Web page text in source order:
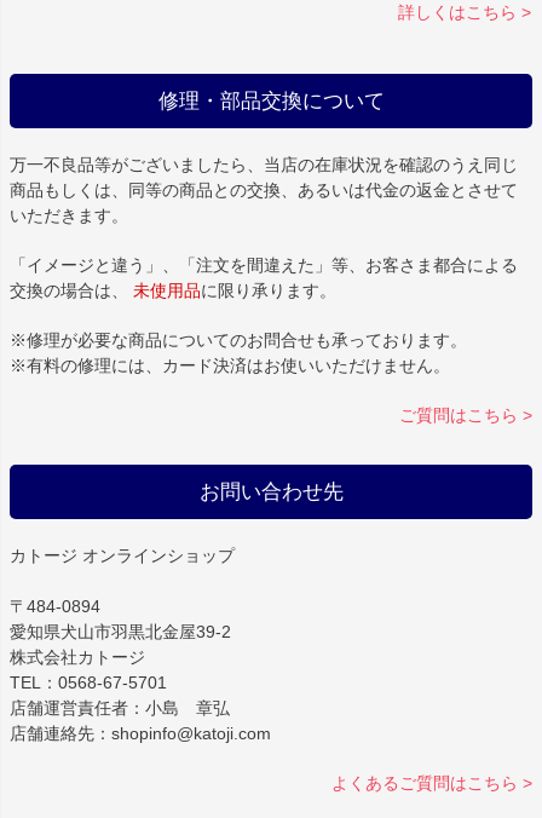
詳しくはこちら >
修理・部品交換について
万一不良品等がございましたら、当店の在庫状況を確認のうえ同じ
商品もしくは、同等の商品との交換、あるいは代金の返金とさせて
いただきます。
「イメージと違う」、「注文を間違えた」等、お客さま都合による
交換の場合は、 未使用品に限り承ります。
※修理が必要な商品についてのお問合せも承っております。
※有料の修理には、カード決済はお使いいただけません。
ご質問はこちら >
お問い合わせ先
カトージ オンラインショップ
〒484-0894
愛知県犬山市羽黒北金屋39-2
株式会社カトージ
TEL：0568-67-5701
店舗運営責任者：小島 章弘
店舗連絡先：shopinfo@katoji.com
よくあるご質問はこちら >